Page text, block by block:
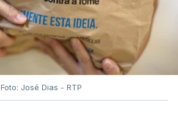
Foto: José Dias - RTP